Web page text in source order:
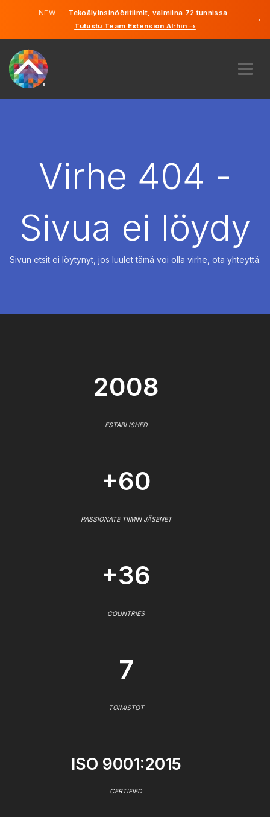
NEW —Tekoälyinsinööritiimit, valmiina 72 tunnissa.
Tutustu Team Extension AI:hin →
×
VUOKRAUS
Saksa
Englanti
Virhe 404 -
Sivua ei löydy
Sivun etsit ei löytynyt, jos luulet tämä voi olla virhe, ota yhteyttä.
2008
ESTABLISHED
+60
PASSIONATE TIIMIN JÄSENET
+36
COUNTRIES
7
TOIMISTOT
ISO 9001:2015
CERTIFIED